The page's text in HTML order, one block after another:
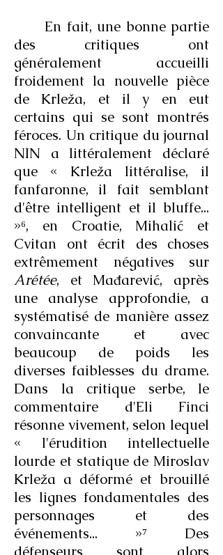
En fait, une bonne partie
des critiques ont
généralement accueilli
froidement la nouvelle pièce
de Krleža, et il y en eut
certains qui se sont montrés
féroces. Un critique du journal
NIN a littéralement déclaré
que « Krleža littéralise, il
fanfaronne, il fait semblant
d'être intelligent et il bluffe...
»⁶, en Croatie, Mihalić et
Cvitan ont écrit des choses
extrêmement négatives sur
Arétée, et Mađarević, après
une analyse approfondie, a
systématisé de manière assez
convaincante et avec
beaucoup de poids les
diverses faiblesses du drame.
Dans la critique serbe, le
commentaire d'Eli Finci
résonne vivement, selon lequel
« l'érudition intellectuelle
lourde et statique de Miroslav
Krleža a déformé et brouillé
les lignes fondamentales des
personnages et des
événements... »⁷ Des